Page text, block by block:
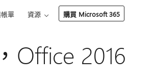
單 資源 購買 Microsoft 365
Office 2016